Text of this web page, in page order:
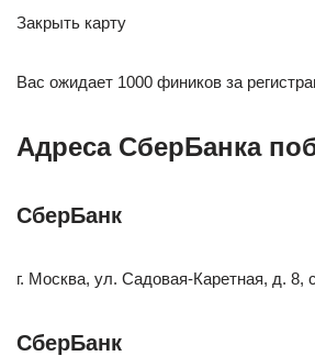
Закрыть карту
Вас ожидает 1000 фиников за
Адреса СберБанка
СберБанк
г. Москва, ул. Садовая-Каретная, д. 8,
СберБанк